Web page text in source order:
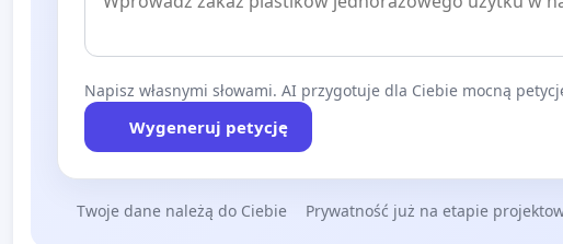
Napisz własnymi słowami. AI przygotuje dla Ciebie mocną
Wygeneruj petycję
Twoje dane należą do Ciebie Prywatność już na etapie